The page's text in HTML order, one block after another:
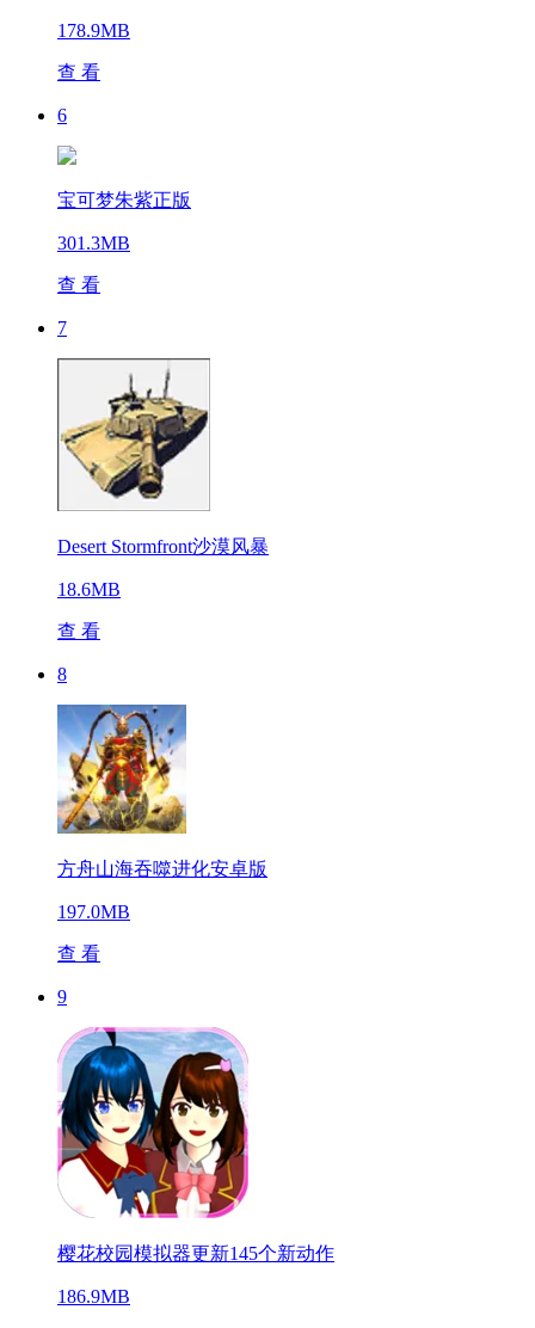
178.9MB
查 看
6
宝可梦朱紫正版
301.3MB
查 看
7
Desert Stormfront沙漠风暴
18.6MB
查 看
8
方舟山海吞噬进化安卓版
197.0MB
查 看
9
樱花校园模拟器更新145个新动作
186.9MB